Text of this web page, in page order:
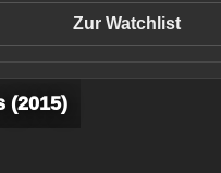
Zur Watchlist
(2015)